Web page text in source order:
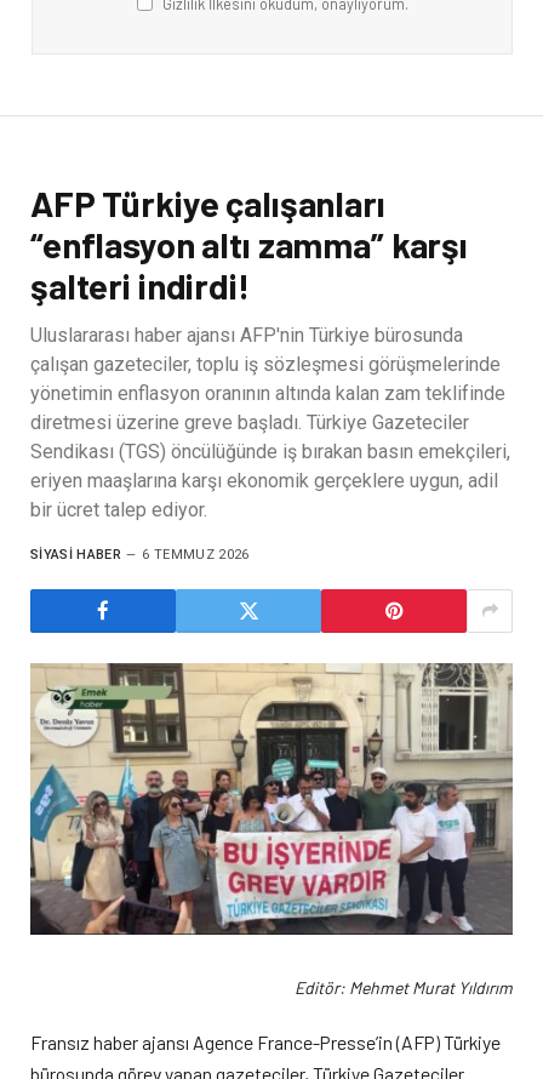
AFP Türkiye çalışanları
“enflasyon altı zamma” karşı
şalteri indirdi!
Uluslararası haber ajansı AFP'nin Türkiye bürosunda
çalışan gazeteciler, toplu iş sözleşmesi görüşmelerinde
yönetimin enflasyon oranının altında kalan zam teklifinde
diretmesi üzerine greve başladı. Türkiye Gazeteciler
Sendikası (TGS) öncülüğünde iş bırakan basın emekçileri,
eriyen maaşlarına karşı ekonomik gerçeklere uygun, adil
bir ücret talep ediyor.
SIYASI HABER 6 TEMMUZ 2026
Editör: Mehmet Murat Yıldırım
Fransız haber ajansı Agence France-Presse’in (AFP) Türkiye
bürosunda görev yapan gazeteciler, Türkiye Gazeteciler